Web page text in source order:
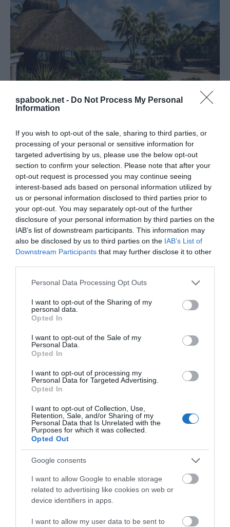
spabook.net - Do Not Process My Personal
Information
If you wish to opt-out of the sale, sharing to third parties, or
processing of your personal or sensitive information for
targeted advertising by us, please use the below opt-out
section to confirm your selection. Please note that after your
opt-out request is processed you may continue seeing
interest-based ads based on personal information utilized by
us or personal information disclosed to third parties prior to
your opt-out. You may separately opt-out of the further
disclosure of your personal information by third parties on the
IAB’s list of downstream participants. This information may
also be disclosed by us to third parties on the IAB’s List of
Downstream Participants that may further disclose it to other
Please note that this website/app uses one or more Google
not limited to your visit or usage behaviour. You may click to
grant or deny consent to Google and its third-party tags to
use your data for below specified purposes in below Google
consent section.
Personal Data Processing Opt Outs
I want to opt-out of the Sharing of my
personal data.
Opted In
I want to opt-out of the Sale of my
Personal Data.
Opted In
I want to opt-out of processing my
Personal Data for Targeted Advertising.
Opted In
I want to opt-out of Collection, Use,
Retention, Sale, and/or Sharing of my
Personal Data that Is Unrelated with the
Purposes for which it was collected.
Opted Out
Google consents
I want to allow Google to enable storage
related to advertising like cookies on web or
device identifiers in apps.
I want to allow my user data to be sent to
ÚJ JÁRATTAL JUTHATUNK EL MAURITIUSRA
IDÉN NYÁRON
írtaPolisor Bettina
Az Ethiopian Airlines 2026. július 12. és szeptember
30. között új, közvetlen járatot indít Addisz-Abeba és
Mauritius, Port Louis között. A járat hetente három
alkalommal, szerdán, pénteken és vasárnap
közlekedik – értesült róla aSpabook.net.
OLVASS TOVÁBB
A REPÜLŐJEGYEK DRÁGULÁSA MIATT
AGGÓDIK A WIZZ AIR